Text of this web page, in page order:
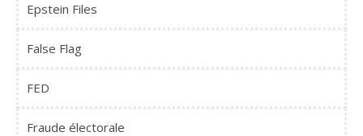
Epstein Files
False Flag
FED
Fraude électorale